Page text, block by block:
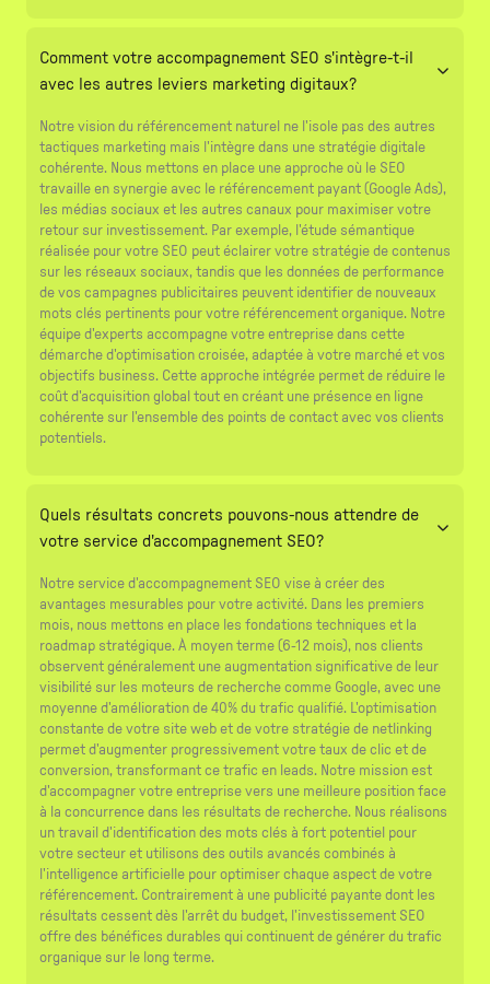
Comment votre accompagnement SEO s'intègre-t-il
avec les autres leviers marketing digitaux?
Notre vision du référencement naturel ne l'isole pas des autres
tactiques marketing mais l'intègre dans une stratégie digitale
cohérente. Nous mettons en place une approche où le SEO
travaille en synergie avec le référencement payant (Google Ads),
les médias sociaux et les autres canaux pour maximiser votre
retour sur investissement. Par exemple, l'étude sémantique
réalisée pour votre SEO peut éclairer votre stratégie de contenus
sur les réseaux sociaux, tandis que les données de performance
de vos campagnes publicitaires peuvent identifier de nouveaux
mots clés pertinents pour votre référencement organique. Notre
équipe d'experts accompagne votre entreprise dans cette
démarche d'optimisation croisée, adaptée à votre marché et vos
objectifs business. Cette approche intégrée permet de réduire le
coût d'acquisition global tout en créant une présence en ligne
cohérente sur l'ensemble des points de contact avec vos clients
potentiels.
Quels résultats concrets pouvons-nous attendre de
votre service d'accompagnement SEO?
Notre service d'accompagnement SEO vise à créer des
avantages mesurables pour votre activité. Dans les premiers
mois, nous mettons en place les fondations techniques et la
roadmap stratégique. À moyen terme (6-12 mois), nos clients
observent généralement une augmentation significative de leur
visibilité sur les moteurs de recherche comme Google, avec une
moyenne d'amélioration de 40% du trafic qualifié. L'optimisation
constante de votre site web et de votre stratégie de netlinking
permet d'augmenter progressivement votre taux de clic et de
conversion, transformant ce trafic en leads. Notre mission est
d'accompagner votre entreprise vers une meilleure position face
à la concurrence dans les résultats de recherche. Nous réalisons
un travail d'identification des mots clés à fort potentiel pour
votre secteur et utilisons des outils avancés combinés à
l'intelligence artificielle pour optimiser chaque aspect de votre
référencement. Contrairement à une publicité payante dont les
résultats cessent dès l'arrêt du budget, l'investissement SEO
offre des bénéfices durables qui continuent de générer du trafic
organique sur le long terme.